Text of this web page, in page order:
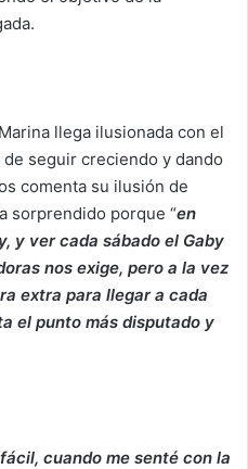
llega ilusionada con el
seguir creciendo y dando
comenta su ilusión de
sorprendido porque “en
y ver cada sábado el Gaby
nos exige, pero a la vez
extra para llegar a cada
el punto más disputado y
cuando me senté con la